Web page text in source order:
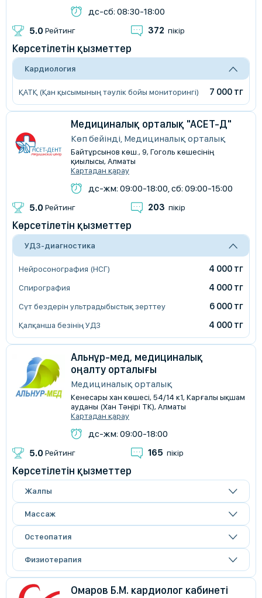
дс-сб: 08:30-18:00
5.0 Рейтинг 372 пікір
Көрсетілетін қызметтер
Кардиология
ҚАТҚ (Қан қысымының тәулік бойы мониторингі) 7 000 тг
Медициналық орталық "АСЕТ-Д"
Көп бейінді, Медициналық орталық
Байтұрсынов көш., 9, Гоголь көшесінің
қиылысы, Алматы
Картадан қарау
дс-жм: 09:00-18:00, сб: 09:00-15:00
5.0 Рейтинг 203 пікір
Көрсетілетін қызметтер
УДЗ-диагностика
Нейросонография (НСГ) 4 000 тг
Спирография 4 000 тг
Сүт бездерін ультрадыбыстық зерттеу 6 000 тг
Қалқанша безінің УДЗ 4 000 тг
Альнұр-мед, медициналық
оңалту орталығы
Медициналық орталық
Кенесары хан көшесі, 54/14 к1, Карғалы ықшам
ауданы (Хан Тәңірі ТК), Алматы
Картадан қарау
дс-жм: 09:00-18:00
5.0 Рейтинг 165 пікір
Көрсетілетін қызметтер
Жалпы
Массаж
Остеопатия
Физиотерапия
Омаров Б.М. кардиолог кабинетi